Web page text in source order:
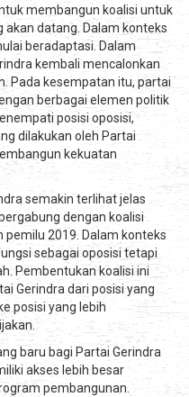
membangun koalisi untuk
datang. Dalam konteks
beradaptasi. Dalam
kembali mencalonkan
Pada kesempatan itu, partai
berbagai elemen politik
posisi oposisi,
dilakukan oleh Partai
kekuatan
semakin terlihat jelas
dengan koalisi
2019. Dalam konteks
sebagai oposisi tetapi
Pembentukan koalisi ini
Gerindra dari posisi yang
posisi yang lebih
baru bagi Partai Gerindra
akses lebih besar
pembangunan.